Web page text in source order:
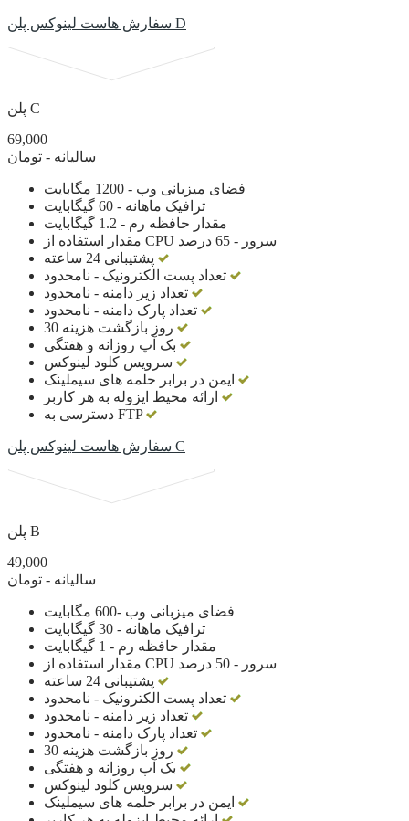
سفارش هاست لینوکس پلن D
پلن C
69,000
سالیانه - تومان
فضای میزبانی وب - 1200 مگابایت
ترافیک ماهانه - 60 گیگابایت
مقدار حافظه رم - 1.2 گیگابایت
مقدار استفاده از CPU سرور - 65 درصد
دسترسی به FTP
سفارش هاست لینوکس پلن C
پلن B
49,000
سالیانه - تومان
فضای میزبانی وب -600 مگابایت
ترافیک ماهانه - 30 گیگابایت
مقدار حافظه رم - 1 گیگابایت
مقدار استفاده از CPU سرور - 50 درصد